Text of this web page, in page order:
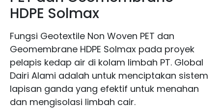
HDPE Solmax
Fungsi Geotextile Non Woven PET dan
Geomembrane HDPE Solmax pada proyek
pelapis kedap air di kolam limbah PT. Global
Dairi Alami adalah untuk menciptakan sistem
lapisan ganda yang efektif untuk menahan
dan mengisolasi limbah cair.